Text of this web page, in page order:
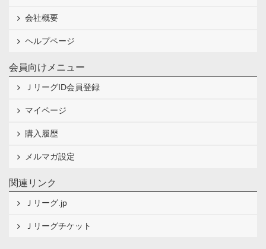
会社概要
ヘルプページ
会員向けメニュー
ＪリーグID会員登録
マイページ
購入履歴
メルマガ設定
関連リンク
Ｊリーグ.jp
Ｊリーグチケット